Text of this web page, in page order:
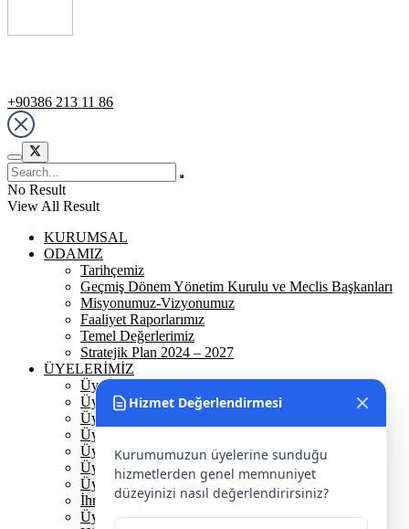
+90386 213 11 86
Hizmet Değerlendirmesi
Kurumumuzun üyelerine sunduğu
hizmetlerden genel memnuniyet
düzeyinizi nasıl değerlendirirsiniz?
No Result
View All Result
KURUMSAL
ODAMIZ
Tarihçemiz
Geçmiş Dönem Yönetim Kurulu ve Meclis Başkanları
Misyonumuz-Vizyonumuz
Faaliyet Raporlarımız
Temel Değerlerimiz
Stratejik Plan 2024 – 2027
ÜYELERİMİZ
Üyelerimiz
Üyelik
Üyelik Ön Başvuru
Üyelik Avantajlarımız
Üye Danışmanına Sor
Üye Sorumluluklarımız
Üye Bilgi Güncelleme Formu
İhracat Danışmanına Sor
Üye Başarı Hikayeleri